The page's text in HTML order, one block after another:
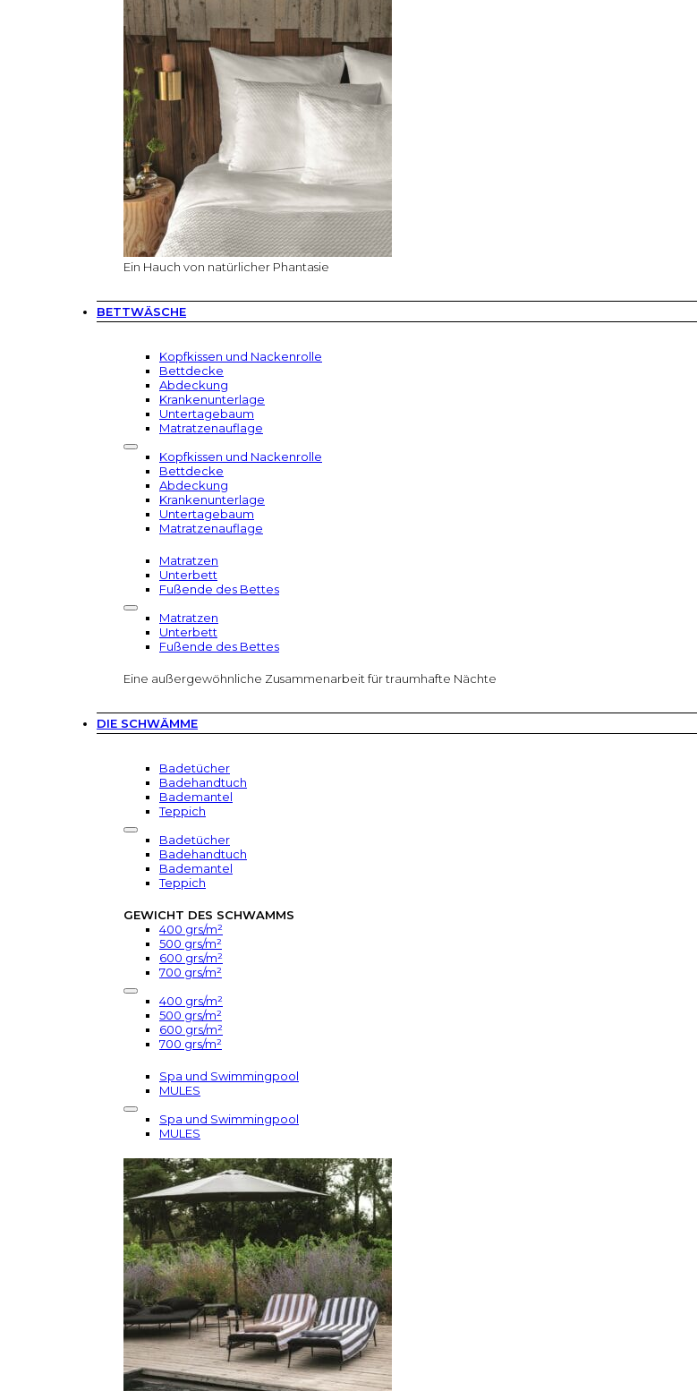
Ein Hauch von natürlicher Phantasie
BETTWÄSCHE
Kopfkissen und Nackenrolle
Bettdecke
Abdeckung
Krankenunterlage
Untertagebaum
Matratzenauflage
Kopfkissen und Nackenrolle
Bettdecke
Abdeckung
Krankenunterlage
Untertagebaum
Matratzenauflage
Matratzen
Unterbett
Fußende des Bettes
Matratzen
Unterbett
Fußende des Bettes
Eine außergewöhnliche Zusammenarbeit für traumhafte Nächte
DIE SCHWÄMME
Badetücher
Badehandtuch
Bademantel
Teppich
Badetücher
Badehandtuch
Bademantel
Teppich
GEWICHT DES SCHWAMMS
400 grs/m²
500 grs/m²
600 grs/m²
700 grs/m²
400 grs/m²
500 grs/m²
600 grs/m²
700 grs/m²
Spa und Swimmingpool
MULES
Spa und Swimmingpool
MULES